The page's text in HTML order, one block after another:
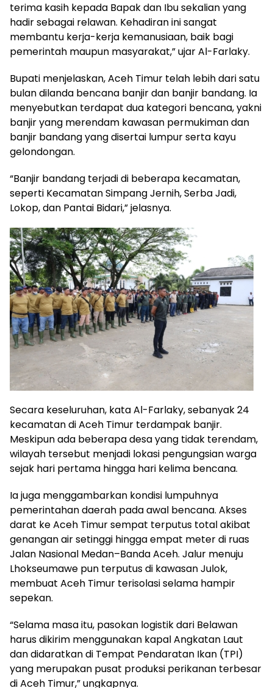
terima kasih kepada Bapak dan Ibu sekalian yang
hadir sebagai relawan. Kehadiran ini sangat
membantu kerja-kerja kemanusiaan, baik bagi
pemerintah maupun masyarakat,” ujar Al-Farlaky.
Bupati menjelaskan, Aceh Timur telah lebih dari satu
bulan dilanda bencana banjir dan banjir bandang. Ia
menyebutkan terdapat dua kategori bencana, yakni
banjir yang merendam kawasan permukiman dan
banjir bandang yang disertai lumpur serta kayu
gelondongan.
“Banjir bandang terjadi di beberapa kecamatan,
seperti Kecamatan Simpang Jernih, Serba Jadi,
Lokop, dan Pantai Bidari,” jelasnya.
Secara keseluruhan, kata Al-Farlaky, sebanyak 24
kecamatan di Aceh Timur terdampak banjir.
Meskipun ada beberapa desa yang tidak terendam,
wilayah tersebut menjadi lokasi pengungsian warga
sejak hari pertama hingga hari kelima bencana.
Ia juga menggambarkan kondisi lumpuhnya
pemerintahan daerah pada awal bencana. Akses
darat ke Aceh Timur sempat terputus total akibat
genangan air setinggi hingga empat meter di ruas
Jalan Nasional Medan–Banda Aceh. Jalur menuju
Lhokseumawe pun terputus di kawasan Julok,
membuat Aceh Timur terisolasi selama hampir
sepekan.
“Selama masa itu, pasokan logistik dari Belawan
harus dikirim menggunakan kapal Angkatan Laut
dan didaratkan di Tempat Pendaratan Ikan (TPI)
yang merupakan pusat produksi perikanan terbesar
di Aceh Timur,” ungkapnya.